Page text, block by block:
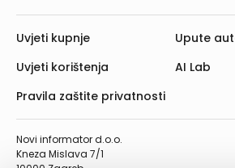
Novi informator d.o.o.
Kneza Mislava 7/1
Uvjeti kupnje
Uvjeti korištenja
Pravila zaštite privatnosti
Upute
AI Lab